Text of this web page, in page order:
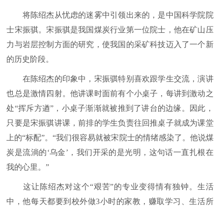
将陈绍杰从忧虑的迷雾中引领出来的，是中国科学院院
士宋振骐。宋振骐是我国煤炭行业第一位院士，他在矿山压
力与岩层控制方面的研究，使我国的采矿科技迈入了一个新
的历史阶段。
在陈绍杰的印象中，宋振骐特别喜欢跟学生交流，演讲
也总是激情四射。他讲课时面前有个小桌子，每讲到激动之
处“挥斥方遒”，小桌子渐渐就被推到了讲台的边缘。因此，
只要是宋振骐讲课，前排的学生负责往回推桌子就成为课堂
上的“标配”。“我们很容易就被宋院士的情绪感染了。他说煤
炭是流淌的‘乌金’，我们开采的是光明，这句话一直扎根在
我的心里。”
这让陈绍杰对这个“艰苦”的专业变得情有独钟。生活
中，他每天都要到校外做3小时的家教，赚取学习、生活所